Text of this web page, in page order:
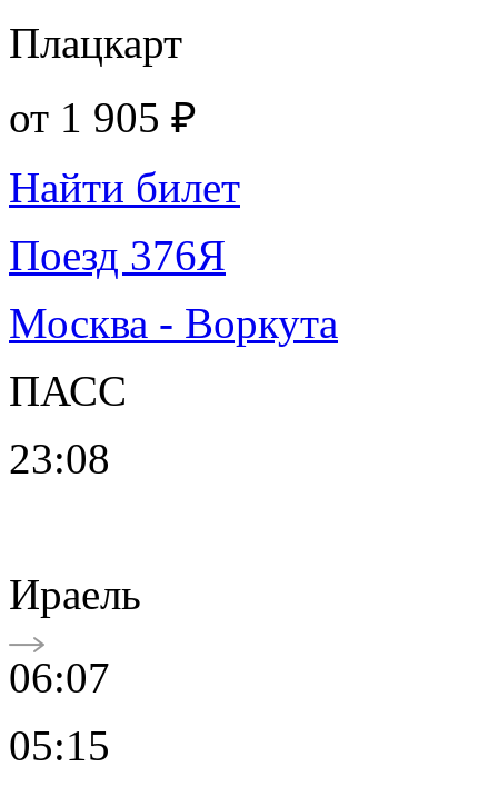
Плацкарт
от 1 905 ₽
Найти билет
Поезд 376Я
Москва - Воркута
ПАСС
23:08
Ираель
06:07
05:15